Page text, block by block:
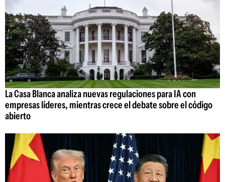
La Casa Blanca analiza nuevas regulaciones para IA con
empresas líderes, mientras crece el debate sobre el código
abierto